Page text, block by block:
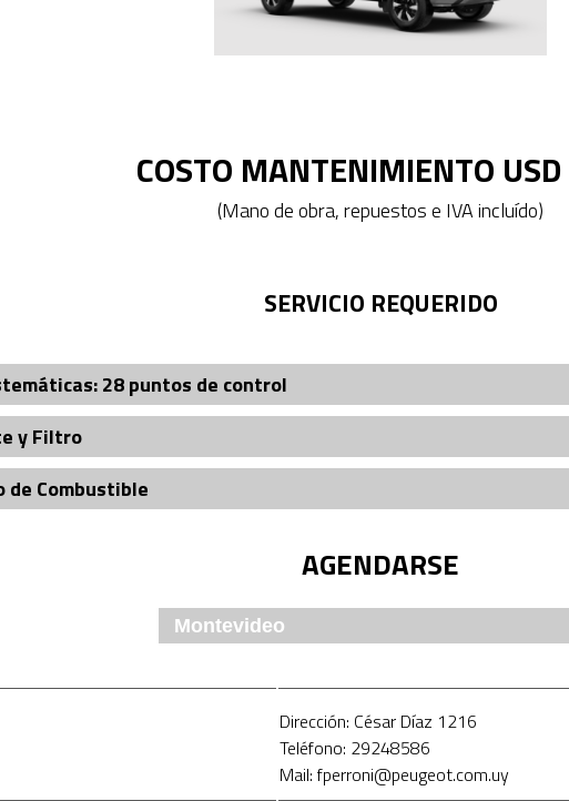
COSTO MANTENIMIENTO
(Mano de obra, repuestos e IVA incluído)
SERVICIO REQUERIDO
28 puntos de control
y Filtro
de Combustible
AGENDARSE
Dirección: César Díaz 1216
Teléfono: 29248586
Mail: fperroni@peugeot.com.uy